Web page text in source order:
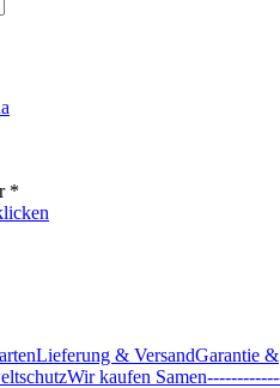
*
Lieferung & VersandGarantie &
Wir kaufen Samen